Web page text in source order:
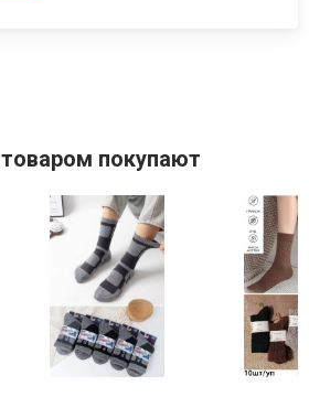
покупают